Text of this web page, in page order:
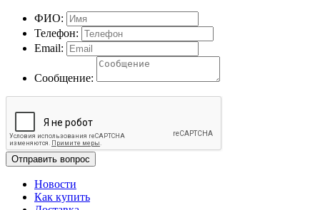
ФИО:
Телефон:
Email:
Сообщение:
Отправить вопрос
Новости
Как купить